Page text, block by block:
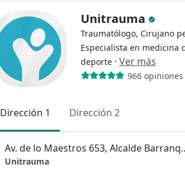
Unitrauma
Traumatólogo, Cirujano
Especialista en medicina
deporte · Ver más
966 opiniones
Dirección 1 Dirección 2
Av. de lo
Unitrauma